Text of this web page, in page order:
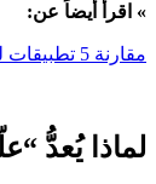
» اقرأ أيضاً عن:
مقارنة 5 تطبيقات لتعلم اللغة العربية لغير الناطقين بها
لماذا يُعدُّ